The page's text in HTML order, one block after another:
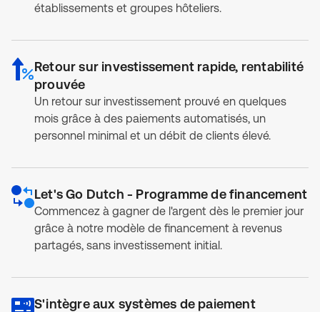
établissements et groupes hôteliers.
Retour sur investissement rapide, rentabilité
prouvée
Un retour sur investissement prouvé en quelques
mois grâce à des paiements automatisés, un
personnel minimal et un débit de clients élevé.
Let's Go Dutch - Programme de financement
Commencez à gagner de l'argent dès le premier jour
grâce à notre modèle de financement à revenus
partagés, sans investissement initial.
S'intègre aux systèmes de paiement